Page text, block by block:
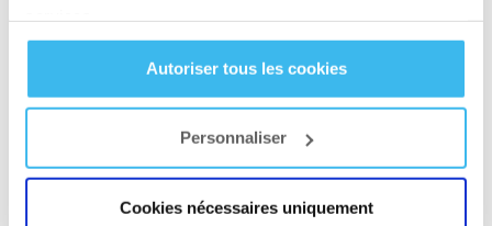
Autoriser tous les cookies
Personnaliser
Cookies nécessaires uniquement
particulière s’impose lors de la lecture des
étiquettes, le gluten étant fréquemment présent
dans de nombreux produits transformés comme
d’épices.